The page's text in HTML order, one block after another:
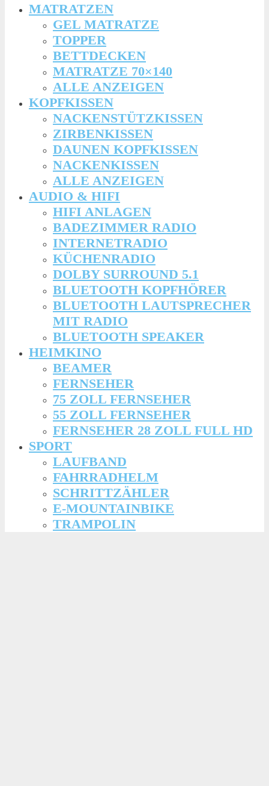
MATRATZEN
GEL MATRATZE
TOPPER
BETTDECKEN
MATRATZE 70×140
ALLE ANZEIGEN
KOPFKISSEN
NACKENSTÜTZKISSEN
ZIRBENKISSEN
DAUNEN KOPFKISSEN
NACKENKISSEN
ALLE ANZEIGEN
AUDIO & HIFI
HIFI ANLAGEN
BADEZIMMER RADIO
INTERNETRADIO
KÜCHENRADIO
DOLBY SURROUND 5.1
BLUETOOTH KOPFHÖRER
BLUETOOTH LAUTSPRECHER
MIT RADIO
BLUETOOTH SPEAKER
HEIMKINO
BEAMER
FERNSEHER
75 ZOLL FERNSEHER
55 ZOLL FERNSEHER
FERNSEHER 28 ZOLL FULL HD
SPORT
LAUFBAND
FAHRRADHELM
SCHRITTZÄHLER
E-MOUNTAINBIKE
TRAMPOLIN